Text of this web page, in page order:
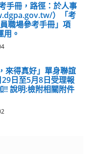
手冊，路徑：於人事
）「考
職場參考手冊」項
。
來得真好」單身聯誼
日至5月8日受理報
說明:檢附相關附件